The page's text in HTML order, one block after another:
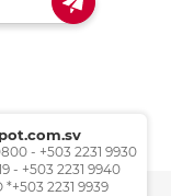
- +503 2231 9930
- +503 2231 9940
*+503 2231 9939